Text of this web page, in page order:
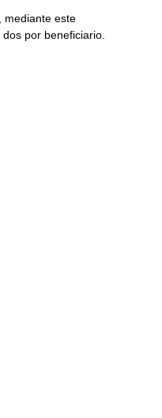
mediante este
por beneficiario.